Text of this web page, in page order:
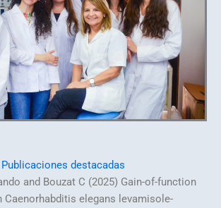
Publicaciones destacadas
and Bouzat C (2025) Gain-of-function
Caenorhabditis elegans levamisole-